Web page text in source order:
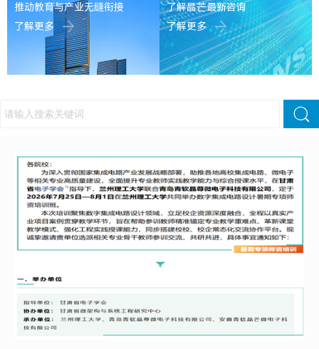
推动教育与产业无缝衔接
了解更多
了解晶芒最新咨询
了解更多